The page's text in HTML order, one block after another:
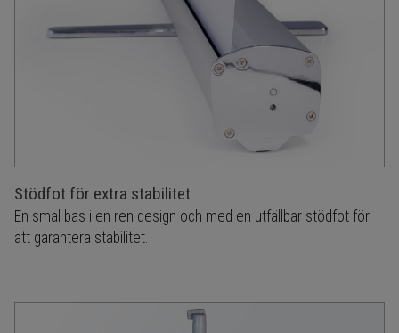
Stödfot för extra stabilitet
En smal bas i en ren design och med en utfällbar stödfot för
att garantera stabilitet.